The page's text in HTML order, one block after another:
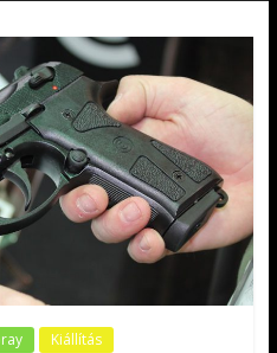
Kiállítás